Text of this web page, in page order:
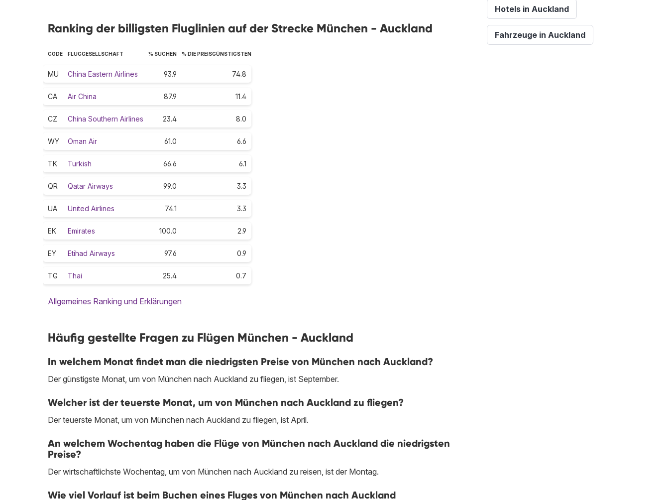
Ranking der billigsten Fluglinien auf der Strecke München - Auckland
CODE FLUGGESELLSCHAFT % SUCHEN % DIE PREISGÜNSTIGSTEN
MU China Eastern Airlines 93.9 74.8
CA Air China 87.9 11.4
CZ China Southern Airlines 23.4 8.0
WY Oman Air 61.0 6.6
TK Turkish 66.6 6.1
QR Qatar Airways 99.0 3.3
UA United Airlines 74.1 3.3
EK Emirates 100.0 2.9
EY Etihad Airways 97.6 0.9
TG Thai 25.4 0.7
Allgemeines Ranking und Erklärungen
Häufig gestellte Fragen zu Flügen München - Auckland
In welchem Monat findet man die niedrigsten Preise von München nach Auckland?
Der günstigste Monat, um von München nach Auckland zu fliegen, ist September.
Welcher ist der teuerste Monat, um von München nach Auckland zu fliegen?
Der teuerste Monat, um von München nach Auckland zu fliegen, ist April.
An welchem Wochentag haben die Flüge von München nach Auckland die niedrigsten
Preise?
Der wirtschaftlichste Wochentag, um von München nach Auckland zu reisen, ist der Montag.
Wie viel Vorlauf ist beim Buchen eines Fluges von München nach Auckland
Hotels in Auckland
Fahrzeuge in Auckland